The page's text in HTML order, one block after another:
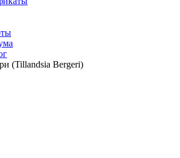
(Tillandsia Bergeri)